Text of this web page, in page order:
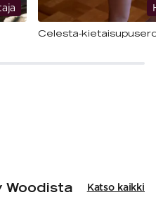
Celesta-
Woodista Katso kaikki